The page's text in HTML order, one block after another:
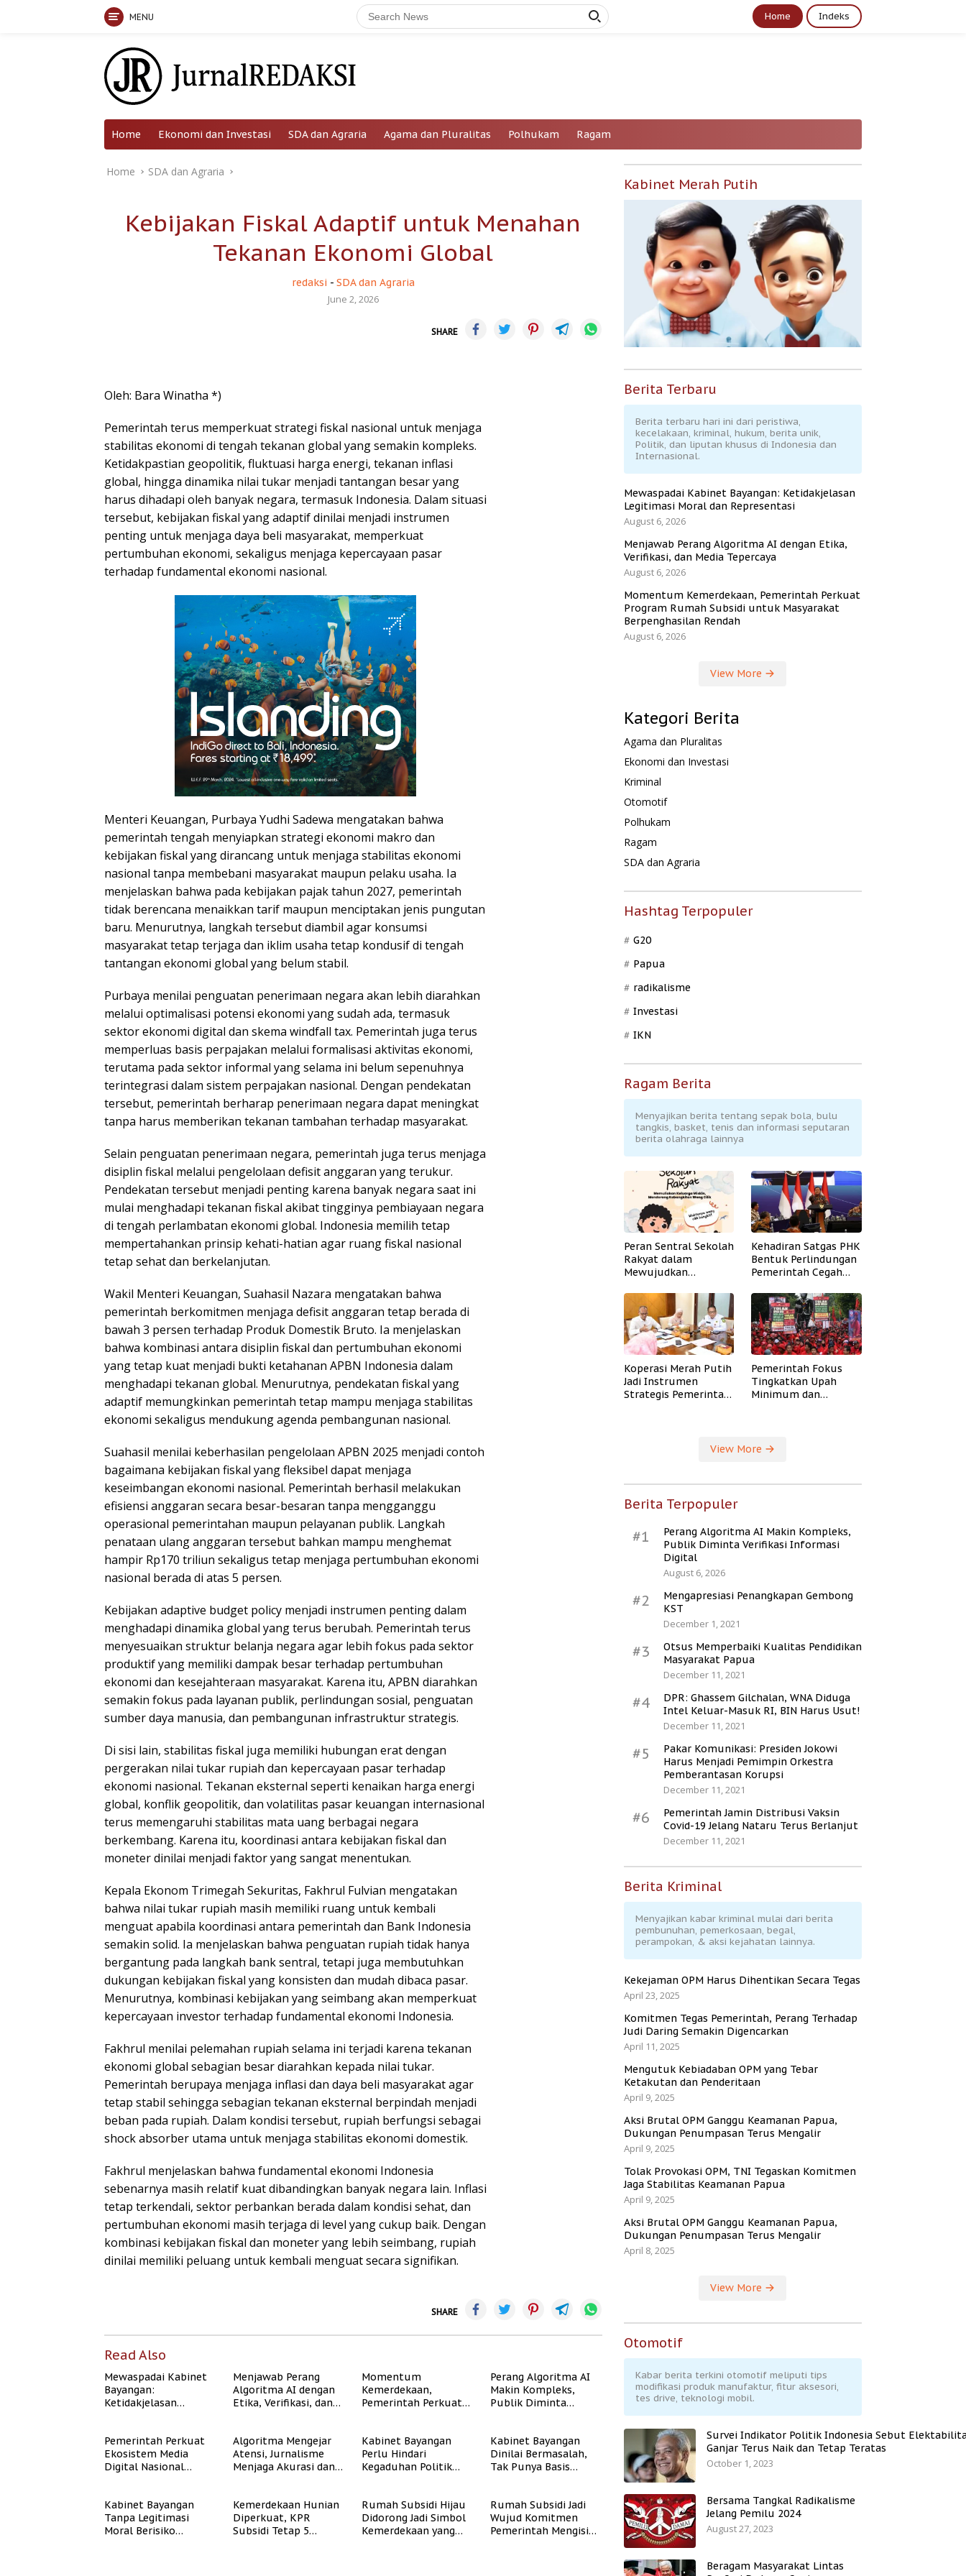
MENU Home Indeks
Home Ekonomi dan Investasi SDA dan Agraria Agama dan Pluralitas Polhukam Ragam
Home SDA dan Agraria
Kebijakan Fiskal Adaptif untuk Menahan
Tekanan Ekonomi Global
redaksi - SDA dan Agraria
June 2, 2026
SHARE
Oleh: Bara Winatha *)
Pemerintah terus memperkuat strategi fiskal nasional untuk menjaga
stabilitas ekonomi di tengah tekanan global yang semakin kompleks.
Ketidakpastian geopolitik, fluktuasi harga energi, tekanan inflasi
global, hingga dinamika nilai tukar menjadi tantangan besar yang
harus dihadapi oleh banyak negara, termasuk Indonesia. Dalam situasi
tersebut, kebijakan fiskal yang adaptif dinilai menjadi instrumen
penting untuk menjaga daya beli masyarakat, memperkuat
pertumbuhan ekonomi, sekaligus menjaga kepercayaan pasar
terhadap fundamental ekonomi nasional.
Menteri Keuangan, Purbaya Yudhi Sadewa mengatakan bahwa
pemerintah tengah menyiapkan strategi ekonomi makro dan
kebijakan fiskal yang dirancang untuk menjaga stabilitas ekonomi
nasional tanpa membebani masyarakat maupun pelaku usaha. Ia
menjelaskan bahwa pada kebijakan pajak tahun 2027, pemerintah
tidak berencana menaikkan tarif maupun menciptakan jenis pungutan
baru. Menurutnya, langkah tersebut diambil agar konsumsi
masyarakat tetap terjaga dan iklim usaha tetap kondusif di tengah
tantangan ekonomi global yang belum stabil.
Purbaya menilai penguatan penerimaan negara akan lebih diarahkan
melalui optimalisasi potensi ekonomi yang sudah ada, termasuk
sektor ekonomi digital dan skema windfall tax. Pemerintah juga terus
memperluas basis perpajakan melalui formalisasi aktivitas ekonomi,
terutama pada sektor informal yang selama ini belum sepenuhnya
terintegrasi dalam sistem perpajakan nasional. Dengan pendekatan
tersebut, pemerintah berharap penerimaan negara dapat meningkat
tanpa harus memberikan tekanan tambahan terhadap masyarakat.
Selain penguatan penerimaan negara, pemerintah juga terus menjaga
disiplin fiskal melalui pengelolaan defisit anggaran yang terukur.
Pendekatan tersebut menjadi penting karena banyak negara saat ini
mulai menghadapi tekanan fiskal akibat tingginya pembiayaan negara
di tengah perlambatan ekonomi global. Indonesia memilih tetap
mempertahankan prinsip kehati-hatian agar ruang fiskal nasional
tetap sehat dan berkelanjutan.
Wakil Menteri Keuangan, Suahasil Nazara mengatakan bahwa
pemerintah berkomitmen menjaga defisit anggaran tetap berada di
bawah 3 persen terhadap Produk Domestik Bruto. Ia menjelaskan
bahwa kombinasi antara disiplin fiskal dan pertumbuhan ekonomi
yang tetap kuat menjadi bukti ketahanan APBN Indonesia dalam
menghadapi tekanan global. Menurutnya, pendekatan fiskal yang
adaptif memungkinkan pemerintah tetap mampu menjaga stabilitas
ekonomi sekaligus mendukung agenda pembangunan nasional.
Suahasil menilai keberhasilan pengelolaan APBN 2025 menjadi contoh
bagaimana kebijakan fiskal yang fleksibel dapat menjaga
keseimbangan ekonomi nasional. Pemerintah berhasil melakukan
efisiensi anggaran secara besar-besaran tanpa mengganggu
operasional pemerintahan maupun pelayanan publik. Langkah
penataan ulang anggaran tersebut bahkan mampu menghemat
hampir Rp170 triliun sekaligus tetap menjaga pertumbuhan ekonomi
nasional berada di atas 5 persen.
Kebijakan adaptive budget policy menjadi instrumen penting dalam
menghadapi dinamika global yang terus berubah. Pemerintah terus
menyesuaikan struktur belanja negara agar lebih fokus pada sektor
produktif yang memiliki dampak besar terhadap pertumbuhan
ekonomi dan kesejahteraan masyarakat. Karena itu, APBN diarahkan
semakin fokus pada layanan publik, perlindungan sosial, penguatan
sumber daya manusia, dan pembangunan infrastruktur strategis.
Di sisi lain, stabilitas fiskal juga memiliki hubungan erat dengan
pergerakan nilai tukar rupiah dan kepercayaan pasar terhadap
ekonomi nasional. Tekanan eksternal seperti kenaikan harga energi
global, konflik geopolitik, dan volatilitas pasar keuangan internasional
terus memengaruhi stabilitas mata uang berbagai negara
berkembang. Karena itu, koordinasi antara kebijakan fiskal dan
moneter dinilai menjadi faktor yang sangat menentukan.
Kepala Ekonom Trimegah Sekuritas, Fakhrul Fulvian mengatakan
bahwa nilai tukar rupiah masih memiliki ruang untuk kembali
menguat apabila koordinasi antara pemerintah dan Bank Indonesia
semakin solid. Ia menjelaskan bahwa penguatan rupiah tidak hanya
bergantung pada langkah bank sentral, tetapi juga membutuhkan
dukungan kebijakan fiskal yang konsisten dan mudah dibaca pasar.
Menurutnya, kombinasi kebijakan yang seimbang akan memperkuat
kepercayaan investor terhadap fundamental ekonomi Indonesia.
Fakhrul menilai pelemahan rupiah selama ini terjadi karena tekanan
ekonomi global sebagian besar diarahkan kepada nilai tukar.
Pemerintah berupaya menjaga inflasi dan daya beli masyarakat agar
tetap stabil sehingga sebagian tekanan eksternal berpindah menjadi
beban pada rupiah. Dalam kondisi tersebut, rupiah berfungsi sebagai
shock absorber utama untuk menjaga stabilitas ekonomi domestik.
Fakhrul menjelaskan bahwa fundamental ekonomi Indonesia
sebenarnya masih relatif kuat dibandingkan banyak negara lain. Inflasi
tetap terkendali, sektor perbankan berada dalam kondisi sehat, dan
pertumbuhan ekonomi masih terjaga di level yang cukup baik. Dengan
kombinasi kebijakan fiskal dan moneter yang lebih seimbang, rupiah
dinilai memiliki peluang untuk kembali menguat secara signifikan.
SHARE
Read Also
Mewaspadai Kabinet
Bayangan:
Ketidakjelasan
Menjawab Perang
Algoritma AI dengan
Etika, Verifikasi, dan
Momentum
Kemerdekaan,
Pemerintah Perkuat
Masyarakat
Berpenghasilan
Rendah
Perang Algoritma AI
Makin Kompleks,
Publik Diminta
Pemerintah Perkuat
Ekosistem Media
Digital Nasional
Algoritma Mengejar
Atensi, Jurnalisme
Menjaga Akurasi dan
Kabinet Bayangan
Perlu Hindari
Kegaduhan Politik
Kabinet Bayangan
Dinilai Bermasalah,
Tak Punya Basis
Kabinet Bayangan
Tanpa Legitimasi
Moral Berisiko
Kemerdekaan Hunian
Diperkuat, KPR
Subsidi Tetap 5
Rumah Subsidi Hijau
Didorong Jadi Simbol
Kemerdekaan yang
Rumah Subsidi Jadi
Wujud Komitmen
Pemerintah Mengisi
Kabinet Merah Putih
Berita Terbaru
Berita terbaru hari ini dari peristiwa,
kecelakaan, kriminal, hukum, berita unik,
Politik, dan liputan khusus di Indonesia dan
Internasional.
Mewaspadai Kabinet Bayangan: Ketidakjelasan
Legitimasi Moral dan Representasi
August 6, 2026
Menjawab Perang Algoritma AI dengan Etika,
Verifikasi, dan Media Tepercaya
August 6, 2026
Momentum Kemerdekaan, Pemerintah Perkuat
Program Rumah Subsidi untuk Masyarakat
Berpenghasilan Rendah
August 6, 2026
View More
Kategori Berita
Agama dan Pluralitas
Ekonomi dan Investasi
Kriminal
Otomotif
Polhukam
Ragam
SDA dan Agraria
Hashtag Terpopuler
G20
Papua
radikalisme
Investasi
IKN
Ragam Berita
Menyajikan berita tentang sepak bola, bulu
tangkis, basket, tenis dan informasi seputaran
berita olahraga lainnya
Peran Sentral Sekolah
Rakyat dalam
Mewujudkan
Kehadiran Satgas PHK
Bentuk Perlindungan
Pemerintah Cegah
Koperasi Merah Putih
Jadi Instrumen
Strategis Pemerintah
Pemerintah Fokus
Tingkatkan Upah
Minimum dan
View More
Berita Terpopuler
#1
Perang Algoritma AI Makin Kompleks,
Publik Diminta Verifikasi Informasi
Digital
August 6, 2026
#2
Mengapresiasi Penangkapan Gembong
KST
December 1, 2021
#3
Otsus Memperbaiki Kualitas Pendidikan
Masyarakat Papua
December 11, 2021
#4
DPR: Ghassem Gilchalan, WNA Diduga
Intel Keluar-Masuk RI, BIN Harus Usut!
December 11, 2021
#5
Pakar Komunikasi: Presiden Jokowi
Harus Menjadi Pemimpin Orkestra
Pemberantasan Korupsi
December 11, 2021
#6
Pemerintah Jamin Distribusi Vaksin
Covid-19 Jelang Nataru Terus Berlanjut
December 11, 2021
Berita Kriminal
Menyajikan kabar kriminal mulai dari berita
pembunuhan, pemerkosaan, begal,
perampokan, & aksi kejahatan lainnya.
Kekejaman OPM Harus Dihentikan Secara Tegas
April 23, 2025
Komitmen Tegas Pemerintah, Perang Terhadap
Judi Daring Semakin Digencarkan
April 11, 2025
Mengutuk Kebiadaban OPM yang Tebar
Ketakutan dan Penderitaan
April 9, 2025
Aksi Brutal OPM Ganggu Keamanan Papua,
Dukungan Penumpasan Terus Mengalir
April 9, 2025
Tolak Provokasi OPM, TNI Tegaskan Komitmen
Jaga Stabilitas Keamanan Papua
April 9, 2025
Aksi Brutal OPM Ganggu Keamanan Papua,
Dukungan Penumpasan Terus Mengalir
April 8, 2025
View More
Otomotif
Kabar berita terkini otomotif meliputi tips
modifikasi produk manufaktur, fitur aksesori,
tes drive, teknologi mobil.
Survei Indikator Politik Indonesia Sebut
Ganjar Terus Naik dan Tetap Teratas
October 1, 2023
Bersama Tangkal Radikalisme
Jelang Pemilu 2024
August 27, 2023
Beragam Masyarakat Lintas